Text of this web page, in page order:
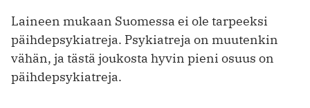
Laineen mukaan Suomessa ei ole tarpeeksi
päihdepsykiatreja. Psykiatreja on muutenkin
vähän, ja tästä joukosta ­hyvin pieni osuus on
päihdepsykiatreja.